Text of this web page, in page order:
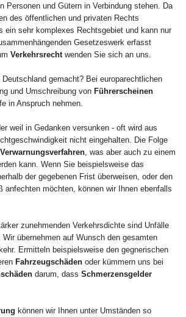
Personen und Gütern in Verbindung stehen. Da
des öffentlichen und privaten Rechts
ein sehr komplexes Rechtsgebiet und kann nur
Gesetzeswerk erfasst
Verkehrsrecht wenden Sie sich an uns.
gemacht? Bei europarechtlichen
und Umschreibung von Führerscheinen
in Anspruch nehmen.
weil in Gedanken versunken - oft wird aus
nicht eingehalten. Die Folge
Verwarnungsverfahren , was aber auch zu einem
kann. Wenn Sie beispielsweise das
der gegebenen Frist überweisen, oder den
anfechten möchten, können wir Ihnen ebenfalls
zunehmenden Verkehrsdichte sind Unfälle
übernehmen auf Wunsch den gesamten
Ermitteln beispielsweise den gegnerischen
Fahrzeugschäden oder kümmern uns bei
darum, dass Schmerzensgelder
können wir Ihnen unter Umständen so